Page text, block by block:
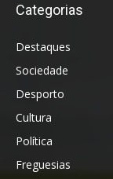
Categorias
Destaques
Sociedade
Desporto
Cultura
Política
Freguesias